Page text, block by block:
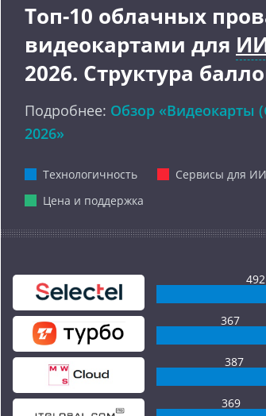
Топ-10 облачных
видеокартами для
2026. Структура
Подробнее: Обзор «Видеокарты
2026»
Технологичность Сервисы для ИИ
Цена и поддержка
492
367
387
369